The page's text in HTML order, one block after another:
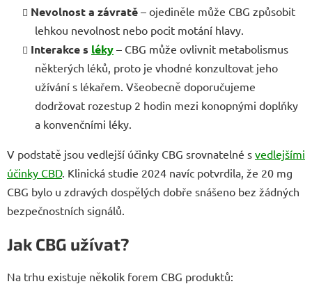
Nevolnost a závratě – ojediněle může CBG způsobit
lehkou nevolnost nebo pocit motání hlavy.
Interakce s léky – CBG může ovlivnit metabolismus
některých léků, proto je vhodné konzultovat jeho
užívání s lékařem. Všeobecně doporučujeme
dodržovat rozestup 2 hodin mezi konopnými doplňky
a konvenčními léky.
V podstatě jsou vedlejší účinky CBG srovnatelné s vedlejšími
účinky CBD. Klinická studie 2024 navíc potvrdila, že 20 mg
CBG bylo u zdravých dospělých dobře snášeno bez žádných
bezpečnostních signálů.
Jak CBG užívat?
Na trhu existuje několik forem CBG produktů: